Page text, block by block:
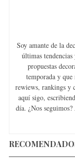
Soy amante de la
últimas tendencias
propuestas
temporada y
rewiews, rankings y
aquí sigo,
día. ¿Nos